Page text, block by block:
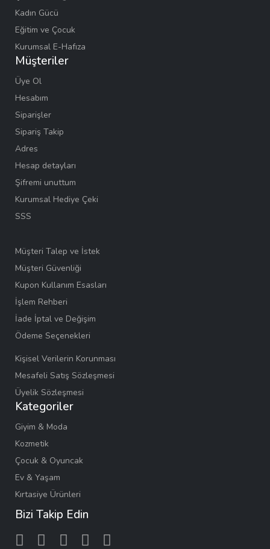
Kadın Gücü
Eğitim ve Çocuk
Kurumsal E-Hafıza
Müşteriler
Üye Ol
Hesabım
Siparişler
Sipariş Takip
Adres
Hesap detayları
Şifremi unuttum
Kurumsal Hediye Çeki
SSS
Müşteri Talep ve İstek
Müşteri Güvenliği
Kupon Kullanım Esasları
İşlem Rehberi
İade İptal ve Değişim
Ödeme Seçenekleri
Kişisel Verilerin Korunması
Mesafeli Satış Sözleşmesi
Üyelik Sözleşmesi
Kategoriler
Giyim & Moda
Kozmetik
Çocuk & Oyuncak
Ev & Yaşam
Kırtasiye Ürünleri
Bizi Takip Edin